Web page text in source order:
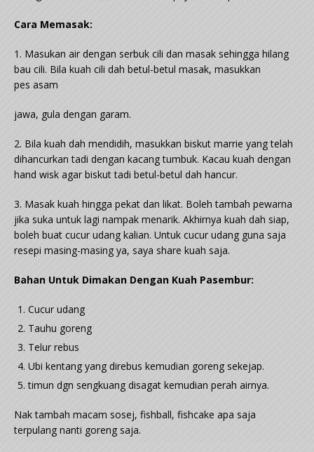
Cara Memasak:
1. Masukan air dengan serbuk cili dan masak sehingga hilang
bau cili. Bila kuah cili dah betul-betul masak, masukkan
pes asam
jawa, gula dengan garam.
2. Bila kuah dah mendidih, masukkan biskut marrie yang telah
dihancurkan tadi dengan kacang tumbuk. Kacau kuah dengan
hand wisk agar biskut tadi betul-betul dah hancur.
3. Masak kuah hingga pekat dan likat. Boleh tambah pewarna
jika suka untuk lagi nampak menarik. Akhirnya kuah dah siap,
boleh buat cucur udang kalian. Untuk cucur udang guna saja
resepi masing-masing ya, saya share kuah saja.
Bahan Untuk Dimakan Dengan Kuah Pasembur:
Cucur udang
Tauhu goreng
Telur rebus
Ubi kentang yang direbus kemudian goreng sekejap.
timun dgn sengkuang disagat kemudian perah airnya.
Nak tambah macam sosej, fishball, fishcake apa saja
terpulang nanti goreng saja.